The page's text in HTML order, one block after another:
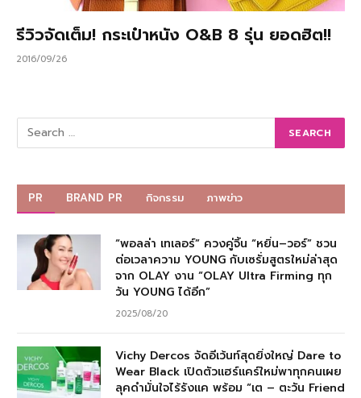
รีวิวจัดเต็ม! กระเป๋าหนัง O&B 8 รุ่น ยอดฮิต!!
2016/09/26
PR BRAND PR กิจกรรม ภาพข่าว
“พอลล่า เทเลอร์” ควงคู่จิ้น “หยิ่น–วอร์” ชวน
ต่อเวลาความ YOUNG กับเซรั่มสูตรใหม่ล่าสุด
จาก OLAY งาน “OLAY Ultra Firming ทุก
วัน YOUNG ได้อีก”
2025/08/20
Vichy Dercos จัดอีเว้นท์สุดยิ่งใหญ่ Dare to
Wear Black เปิดตัวแฮร์แคร์ใหม่พาทุกคนเผย
ลุคดำมั่นใจไร้รังแค พร้อม “เต – ตะวัน Friend